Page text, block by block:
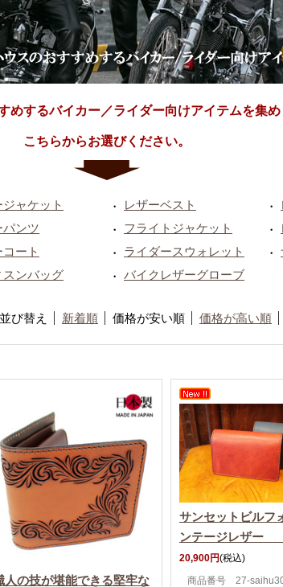
めするバイカー／ライダー向けアイテムを集め
こちらからお選びください。
ジャケット ・ レザーベスト ・
パンツ ・ フライトジャケット ・
コート ・ ライダースウォレット ・
スンバッグ ・ バイクレザーグローブ
並び替え 新着順 価格が安い順 価格が高い順
人の技が堪能できる堅牢な
サンセットビルフ
ンテージレザー
20,900円(税込)
商品番号 27-